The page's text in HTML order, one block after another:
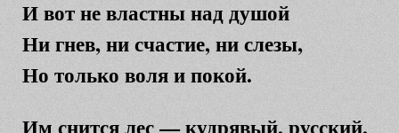
И вот не властны над душой
Ни гнев, ни счастие, ни слезы,
Но только воля и покой.
Им снится лес — кудрявый, русский,